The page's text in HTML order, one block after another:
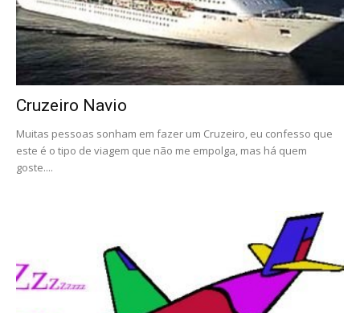
Cruzeiro Navio
Muitas pessoas sonham em fazer um Cruzeiro, eu confesso que
este é o tipo de viagem que não me empolga, mas há quem
goste....